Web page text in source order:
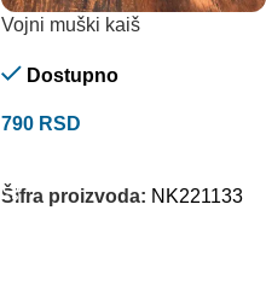
Vojni muški kaiš
Dostupno
790 RSD
Šifra proizvoda: NK221133